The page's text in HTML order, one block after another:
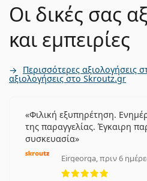
Οι δικές σας
και εμπειρίες
Περισσότερες αξιολογήσεις
αξιολογήσεις στο Skroutz.gr
Φιλική εξυπηρέτηση.
της παραγγελίας. Έγκαιρη
συσκευασία
Eirgeorga, πριν 6
5